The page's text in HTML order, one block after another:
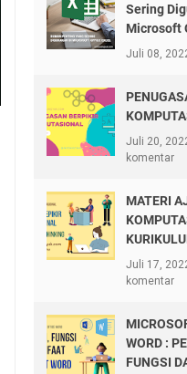
Sering
Microsoft
Juli 08,
Juli 20,
komentar
MATERI
Juli 17,
komentar
WORD :
FUNGSI